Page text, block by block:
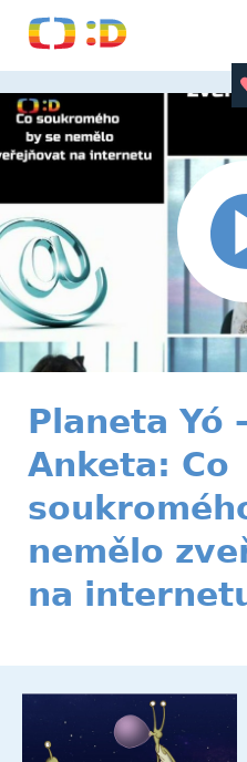
Planeta Yó
Anketa: Co
nemělo
na